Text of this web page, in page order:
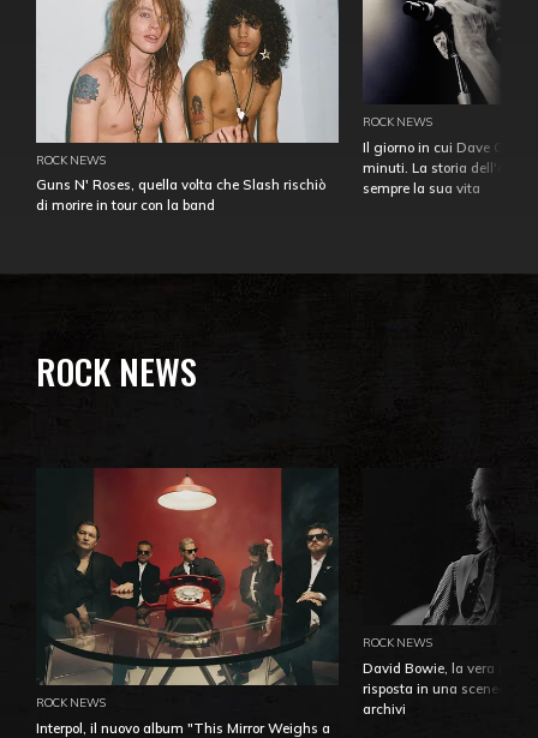
ROCK NEWS
Guns N' Roses, quella volta che Slash rischiò
di morire in tour con la band
ROCK NEWS
Il giorno in cui Dave
minuti. La storia
sempre la sua vita
ROCK NEWS
ROCK NEWS
Interpol, il nuovo album "This Mirror Weighs a
ROCK NEWS
David Bowie, la vera
risposta in una
archivi